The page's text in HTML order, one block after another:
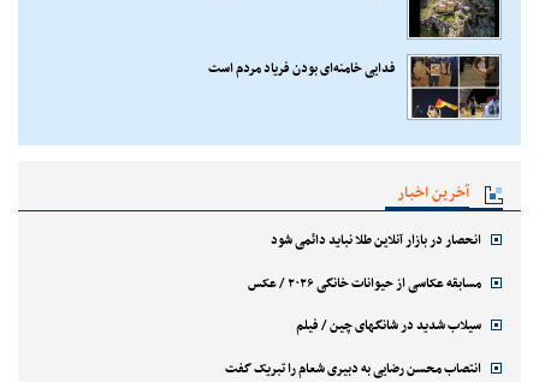
فدایی خامنه‌ای بودن فریاد مردم است
آخرین اخبار
انحصار در بازار آنلاین طلا نباید دائمی شود
مسابقه عکاسی از حیوانات خانگی ۲۰۲۶ / عکس
سیلاب شدید در شانگهای چین / فیلم
انتصاب محسن رضایی به دبیری شعام را تبریک گفت